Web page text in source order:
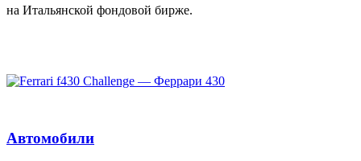
на Итальянской фондовой бирже.
Автомобили